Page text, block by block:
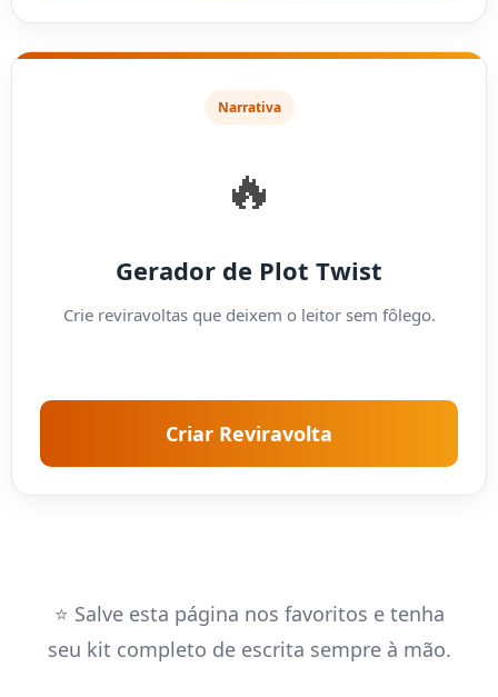
Narrativa
🔥
Gerador de Plot Twist
Crie reviravoltas que deixem o leitor sem fôlego.
Criar Reviravolta
⭐ Salve esta página nos favoritos e tenha
seu kit completo de escrita sempre à mão.